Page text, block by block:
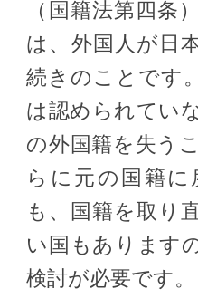
（国籍法第四条
は、外国人が日
続きのことです
は認められてい
の外国籍を失う
らに元の国籍
も、国籍を取り
い国もあります
検討が必要です。